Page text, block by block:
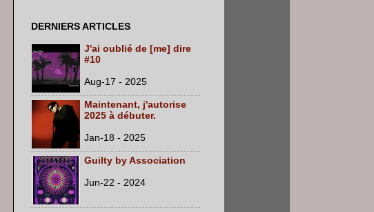
DERNIERS ARTICLES
J'ai oublié de [me] dire
#10
Aug-17 - 2025
Maintenant, j'autorise
2025 à débuter.
Jan-18 - 2025
Guilty by Association
Jun-22 - 2024